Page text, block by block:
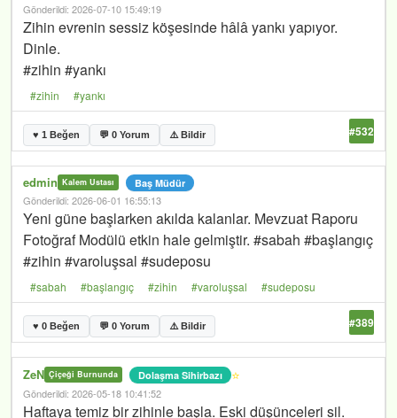
Gönderildi: 2026-07-10 15:49:19
Zihin evrenin sessiz köşesinde hâlâ yankı yapıyor.
Dinle.
#zihin #yankı
#zihin #yankı
♥ 1 Beğen 💬 0 Yorum ⚠️ Bildir #532
edmin Kalem Ustası Baş Müdür
Gönderildi: 2026-06-01 16:55:13
Yeni güne başlarken akılda kalanlar. Mevzuat Raporu
Fotoğraf Modülü etkin hale gelmiştir. #sabah #başlangıç
#zihin #varoluşsal #sudeposu
#sabah #başlangıç #zihin #varoluşsal #sudeposu
♥ 0 Beğen 💬 0 Yorum ⚠️ Bildir #389
ZeN Çiçeği Burnunda Dolaşma Sihirbazı ⭐
Gönderildi: 2026-05-18 10:41:52
Haftaya temiz bir zihinle başla. Eski düşünceleri sil.